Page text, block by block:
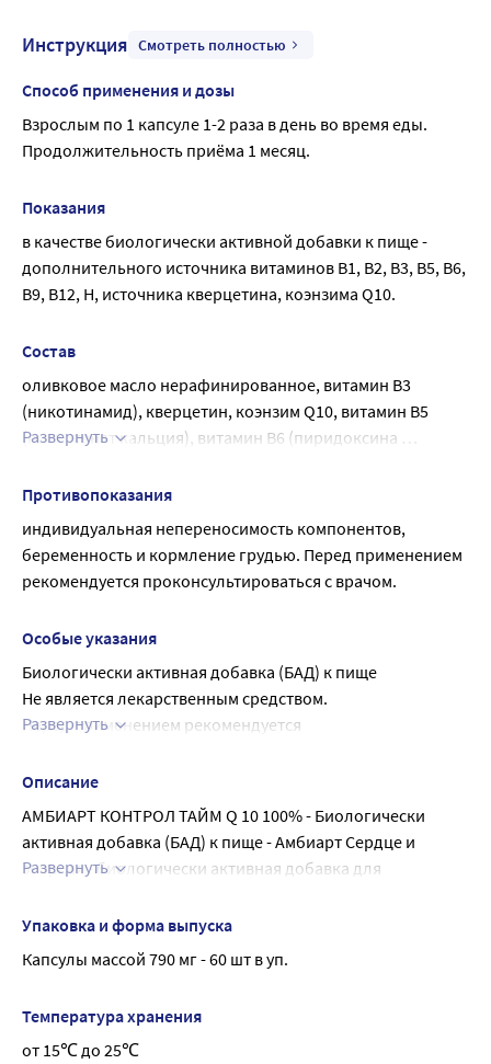
Инструкция Смотреть полностью
Способ применения и дозы
Взрослым по 1 капсуле 1-2 раза в день во время еды.
Продолжительность приёма 1 месяц.
Показания
в качестве биологически активной добавки к пище -
дополнительного источника витаминов В1, В2, В3, В5, В6,
В9, В12, Н, источника кверцетина, коэнзима Q10.
Состав
оливковое масло нерафинированное, витамин В3
(никотинамид), кверцетин, коэнзим Q10, витамин В5
(пантотенат кальция), витамин В6 (пиридоксина
витамин В2 (рибофлавин), витамин В9 (фолиевая
(цианокобаламин). Вспомогательные вещества: капсула
желатиновая (желатин, глицерин агент
влагоудерживающий, сорбит агент
антиокислитель гриндокс (аскорбилпальмитат,
натуральный концентрат смеси токоферолов, лецитин,
рапсовое масло)..
Развернуть
Противопоказания
индивидуальная непереносимость компонентов,
беременность и кормление грудью. Перед применением
рекомендуется проконсультироваться с врачом.
Особые указания
Биологически активная добавка (БАД) к пище
Не является лекарственным средством.
Перед применением рекомендуется
Развернуть
Описание
АМБИАРТ КОНТРОЛ ТАЙМ Q 10 100% - Биологически
активная добавка (БАД) к пище - Амбиарт Сердце и
энергия - биологически активная добавка для
энергии.
Прием 2 капсул (рекомендуемая суточная доза)
обеспечит поступление:
витамин В2 3,2 мг 200¹,³
витамин В3 36 мг 200¹,³
Развернуть
Упаковка и форма выпуска
Капсулы массой 790 мг - 60 шт в уп.
Температура хранения
от 15℃ до 25℃